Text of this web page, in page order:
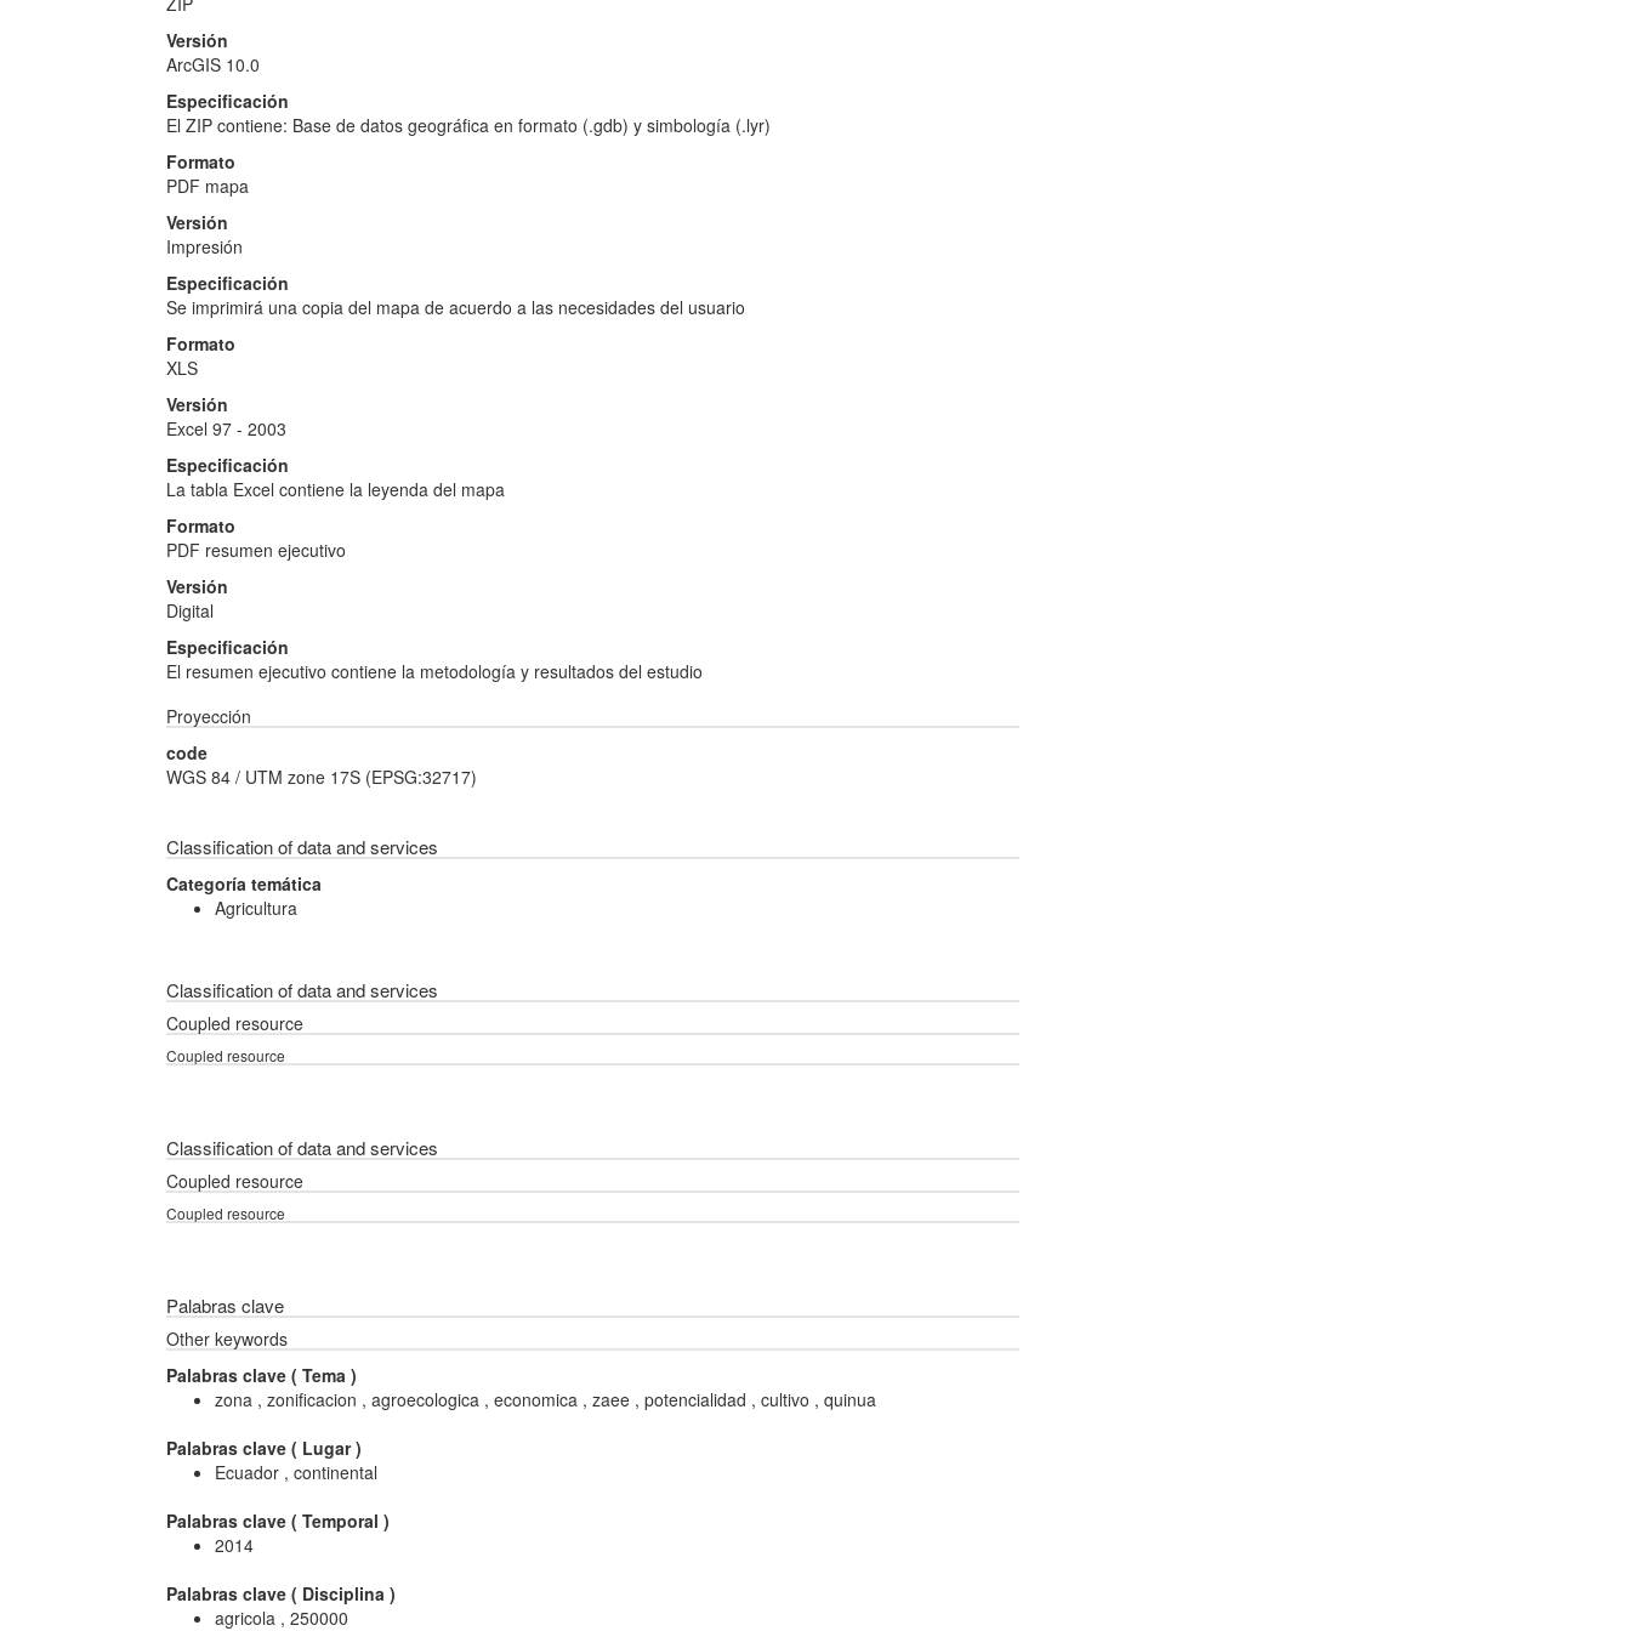
Versión
ArcGIS 10.0
Especificación
El ZIP contiene: Base de datos geográfica en formato (.gdb) y simbología (.lyr)
Formato
PDF mapa
Versión
Impresión
Especificación
Se imprimirá una copia del mapa de acuerdo a las necesidades del usuario
Formato
XLS
Versión
Excel 97 - 2003
Especificación
La tabla Excel contiene la leyenda del mapa
Formato
PDF resumen ejecutivo
Versión
Digital
Especificación
El resumen ejecutivo contiene la metodología y resultados del estudio
Proyección
code
WGS 84 / UTM zone 17S (EPSG:32717)
Classification of data and services
Categoría temática
Agricultura
Classification of data and services
Coupled resource
Coupled resource
Classification of data and services
Coupled resource
Coupled resource
Palabras clave
Other keywords
Palabras clave ( Tema )
zona , zonificacion , agroecologica , economica , zaee , potencialidad , cultivo , quinua
Palabras clave ( Lugar)
Ecuador , continental
Palabras clave ( Temporal )
2014
Palabras clave ( Disciplina )
agricola , 250000